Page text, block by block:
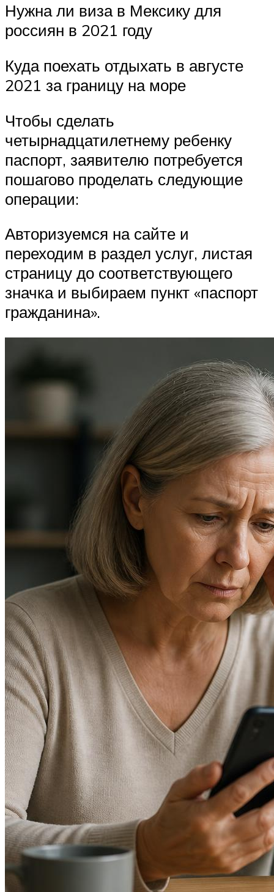
Нужна ли виза в Мексику для
россиян в 2021 году
Куда поехать отдыхать в августе
2021 за границу на море
Чтобы сделать
четырнадцатилетнему ребенку
паспорт, заявителю потребуется
пошагово проделать следующие
операции:
Авторизуемся на сайте и
переходим в раздел услуг, листая
страницу до соответствующего
значка и выбираем пункт «паспорт
гражданина».